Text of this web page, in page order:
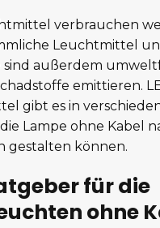
verbrauchen
Leuchtmittel
sind außerdem
emittieren.
gibt es in
die Lampe ohne Kabel
gestalten können.
für die
ohne